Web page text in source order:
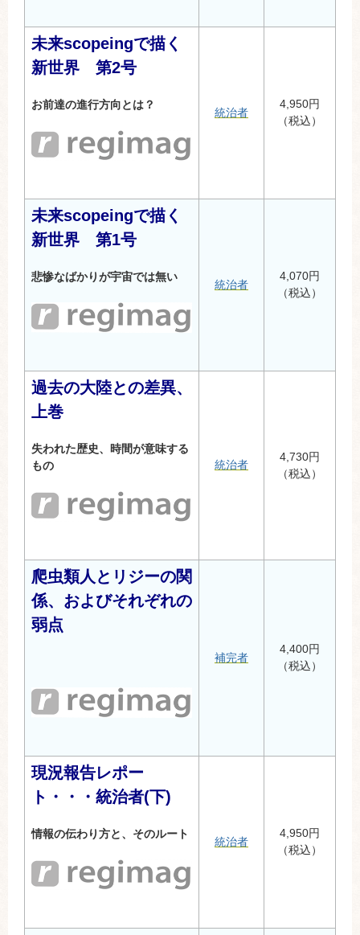
未来scopeingで描く
新世界 第2号
お前達の進行方向とは？
統治者
4,950円
（税込）
未来scopeingで描く
新世界 第1号
悲惨なばかりが宇宙では無い
統治者
4,070円
（税込）
過去の大陸との差異、
上巻
失われた歴史、時間が意味する
もの
統治者
4,730円
（税込）
爬虫類人とリジーの関
係、およびそれぞれの
弱点
補完者
4,400円
（税込）
現況報告レポー
ト・・・統治者(下)
情報の伝わり方と、そのルート
統治者
4,950円
（税込）